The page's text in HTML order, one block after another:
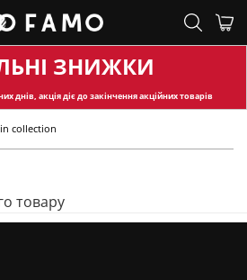
ЗНИЖКИ
днів, акція діє до закінчення акційних товарів
collection
товару